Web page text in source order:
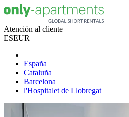
Atención al cliente
ESEUR
España
Cataluña
Barcelona
l'Hospitalet de Llobregat